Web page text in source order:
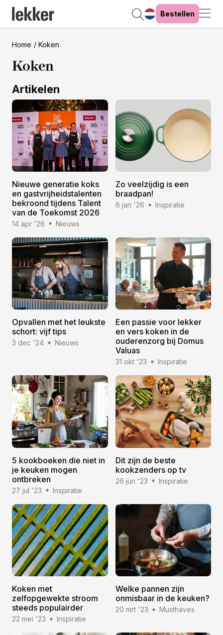
Bestellen
Home Koken
Koken
Artikelen
Nieuwe generatie koks
en gastvrijheidstalenten
bekroond tijdens Talent
van de Toekomst 2026
14 apr '26 Nieuws
Zo veelzijdig is een
braadpan!
6 jan '26 Inspiratie
Opvallen met het leukste
schort: vijf tips
3 dec '24 Nieuws
Een passie voor lekker
en vers koken in de
ouderenzorg bij Domus
Valuas
31 okt '23 Inspiratie
5 kookboeken die niet in
je keuken mogen
ontbreken
27 jul '23 Inspiratie
Dit zijn de beste
kookzenders op tv
26 jun '23 Inspiratie
Koken met
zelfopgewekte stroom
steeds populairder
22 mei '23 Inspiratie
Welke pannen zijn
onmisbaar in de keuken?
20 mrt '23 Musthaves